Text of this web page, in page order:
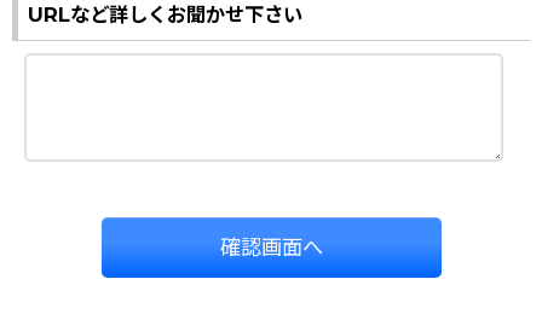
URLなど詳しくお聞かせ下さい
確認画面へ